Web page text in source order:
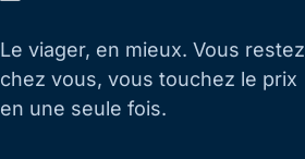
Le viager, en mieux. Vous restez
chez vous, vous touchez le prix
en une seule fois.